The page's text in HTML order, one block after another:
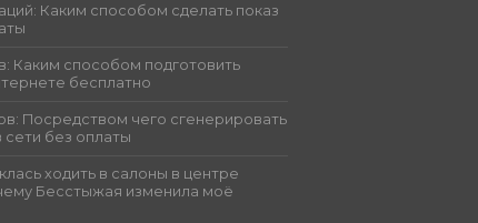
Каким способом сделать показ
Каким способом подготовить
бесплатно
Посредством чего сгенерировать
без оплаты
ходить в салоны в центре
Бесстыжая изменила моё